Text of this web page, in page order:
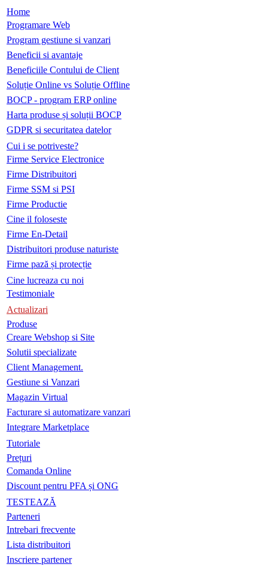
Home
Programare Web
Program gestiune si vanzari
Beneficii si avantaje
Beneficiile Contului de Client
Soluție Online vs Soluție Offline
BOCP - program ERP online
Harta produse și soluții BOCP
GDPR si securitatea datelor
Cui i se potriveste?
Firme Service Electronice
Firme Distribuitori
Firme SSM si PSI
Firme Productie
Cine il foloseste
Firme En-Detail
Distribuitori produse naturiste
Firme pază și protecție
Cine lucreaza cu noi
Testimoniale
Actualizari
Produse
Creare Webshop si Site
Solutii specializate
Client Management.
Gestiune si Vanzari
Magazin Virtual
Facturare si automatizare vanzari
Integrare Marketplace
Tutoriale
Prețuri
Comanda Online
Discount pentru PFA și ONG
TESTEAZĂ
Parteneri
Intrebari frecvente
Lista distribuitori
Inscriere partener